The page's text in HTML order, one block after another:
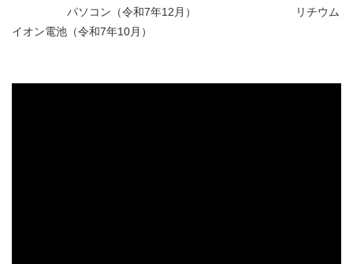
パソコン（令和7年12月） リチウム
イオン電池（令和7年10月）